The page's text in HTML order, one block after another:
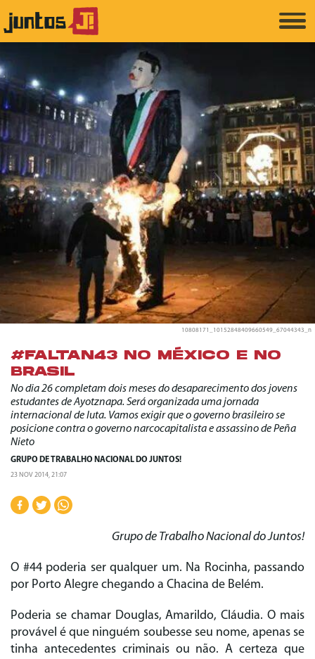
10808171_10152848409660549_67044343_n
#FALTAN43 NO MÉXICO E NO
BRASIL
No dia 26 completam dois meses do desaparecimento dos jovens
estudantes de Ayotznapa. Será organizada uma jornada
internacional de luta. Vamos exigir que o governo brasileiro se
posicione contra o governo narcocapitalista e assassino de Peña
Nieto
GRUPO DE TRABALHO NACIONAL DO JUNTOS!
23 NOV 2014, 21:07
Grupo de Trabalho Nacional do Juntos!
O #44 poderia ser qualquer um. Na Rocinha, passando
por Porto Alegre chegando a Chacina de Belém.
Poderia se chamar Douglas, Amarildo, Cláudia. O mais
provável é que ninguém soubesse seu nome, apenas se
tinha antecedentes criminais ou não. A certeza que